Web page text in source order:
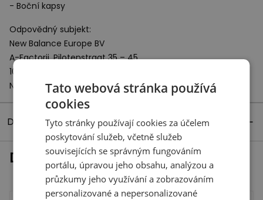
- Boční kapsy
Odpovědný subjekt:
New Balance Europe BV
A-Factorij, Pilotenstraat 35 – 45
1059 CH Amsterdam
Netherlands
Detaily produktu
Dokončit vzhled
Tato webová stránka používá
cookies
Tyto stránky používají cookies za účelem
poskytování služeb, včetně služeb
souvisejících se správným fungováním
portálu, úpravou jeho obsahu, analýzou a
průzkumy jeho využívání a zobrazováním
personalizované a nepersonalizované